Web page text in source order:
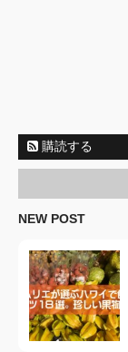
購読する
NEW POST